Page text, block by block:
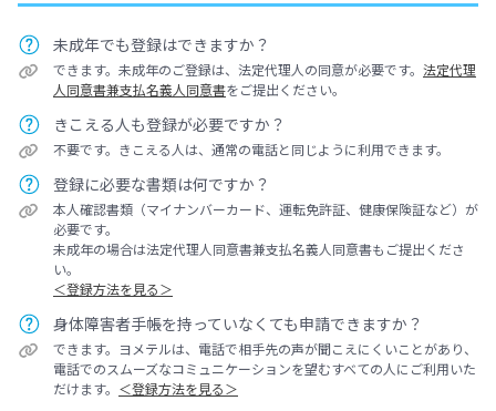
未成年でも登録はできますか？
できます。未成年のご登録は、法定代理人の同意が必要です。 法定代理
人同意書兼支払名義人同意書をご提出ください。
きこえる人も登録が必要ですか？
不要です。きこえる人は、通常の電話と同じように利用できます。
登録に必要な書類は何ですか？
本人確認書類（マイナンバーカード、運転免許証、健康保険証など）が
必要です。
未成年の場合は法定代理人同意書兼支払名義人同意書もご提出くださ
い。
＜登録方法を見る＞
身体障害者手帳を持っていなくても申請できますか？
できます。ヨメテルは、電話で相手先の声が聞こえにくいことがあり、
電話でのスムーズなコミュニケーションを望むすべての人にご利用いた
だけます。 ＜登録方法を見る＞